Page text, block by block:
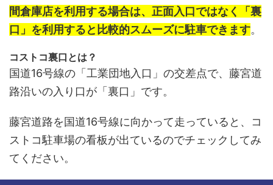
間倉庫店を利用する場合は、正面入口ではなく「裏
口」を利用すると比較的スムーズに駐車できます。
コストコ裏口とは？
国道16号線の「工業団地入口」の交差点で、藤宮道
路沿いの入り口が「裏口」です。
藤宮道路を国道16号線に向かって走っていると、コ
ストコ駐車場の看板が出ているのでチェックしてみ
てください。